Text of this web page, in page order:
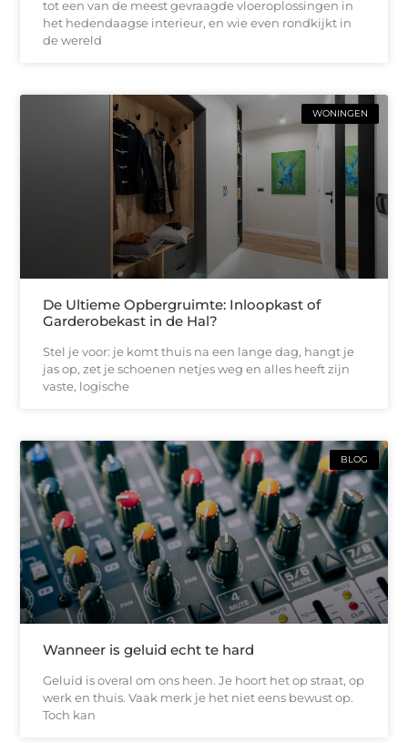
tot een van de meest gevraagde vloeroplossingen in
het hedendaagse interieur, en wie even rondkijkt in
de wereld
WONINGEN
De Ultieme Opbergruimte: Inloopkast of
Garderobekast in de Hal?
Stel je voor: je komt thuis na een lange dag, hangt je
jas op, zet je schoenen netjes weg en alles heeft zijn
vaste, logische
BLOG
Wanneer is geluid echt te hard
Geluid is overal om ons heen. Je hoort het op straat, op
werk en thuis. Vaak merk je het niet eens bewust op.
Toch kan